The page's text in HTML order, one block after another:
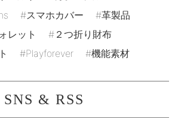
スマホカバー
革製品
レット
２つ折り財布
Playforever 機能素材
SNS & RSS